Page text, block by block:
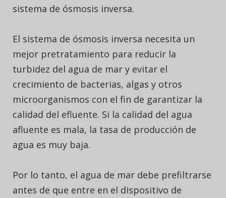
sistema de ósmosis inversa.
El sistema de ósmosis inversa necesita un
mejor pretratamiento para reducir la
turbidez del agua de mar y evitar el
crecimiento de bacterias, algas y otros
microorganismos con el fin de garantizar la
calidad del efluente. Si la calidad del agua
afluente es mala, la tasa de producción de
agua es muy baja.
Por lo tanto, el agua de mar debe prefiltrarse
antes de que entre en el dispositivo de